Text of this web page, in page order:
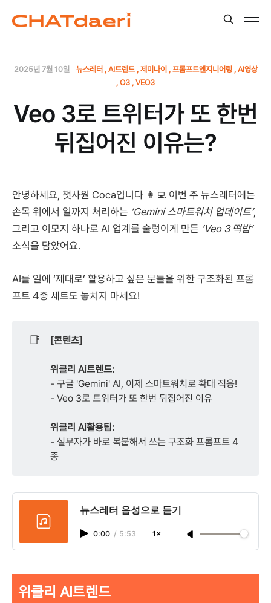
2025년 7월 10일 뉴스레터 AI트렌드 제미나이 프롬프트엔지니어링
AI영상
O3 VEO3
Veo 3로 트위터가 또 한번
뒤집어진 이유는?
안녕하세요, 챗사원 Coca입니다 👩‍💻 이번 주 뉴스레터에는
손목 위에서 일까지 처리하는 ‘Gemini 스마트워치 업데이트’,
그리고 이모지 하나로 AI 업계를 술렁이게 만든 ‘Veo 3 떡밥’
소식을 담았어요.
AI를 일에 ‘제대로’ 활용하고 싶은 분들을 위한 구조화된 프롬
프트 4종 세트도 놓치지 마세요!
📑 [콘텐츠]
위클리 Ai트렌드:
- 구글 'Gemini' AI, 이제 스마트워치로 확대 적용!
- Veo 3로 트위터가 또 한번 뒤집어진 이유
위클리 Ai활용팁:
- 실무자가 바로 복붙해서 쓰는 구조화 프롬프트 4
종
뉴스레터 음성으로 듣기
0:00 / 5:53 1×
위클리 AI트렌드